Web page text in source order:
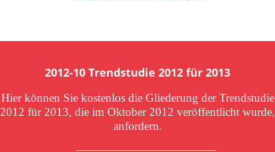
2012-10 Trendstudie 2012 für 2013
Hier können Sie kostenlos die Gliederung der Trendstudie
2012 für 2013, die im Oktober 2012 veröffentlicht wurde,
anfordern.